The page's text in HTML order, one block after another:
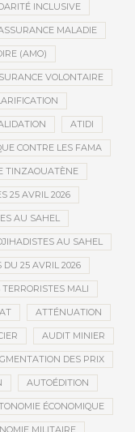
INCLUSIVE
MALADIE
(AMO)
VOLONTAIRE
ATIDI
CONTRE LES FAMA
TINZAOUATÈNE
25 AVRIL 2026
AU SAHEL
AU SAHEL
DU 25 AVRIL 2026
MALI
ATTÉNUATION
AUDIT MINIER
DES PRIX
AUTOÉDITION
ÉCONOMIQUE
MILITAIRE